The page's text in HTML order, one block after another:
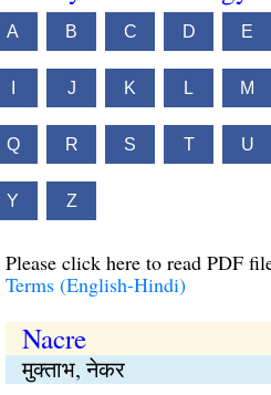
A B C D E
J K L M
Q R S T U
Y Z
Please click here to read PDF
Terms (English-Hindi)
Nacre
मुक्ताभ, नेकर